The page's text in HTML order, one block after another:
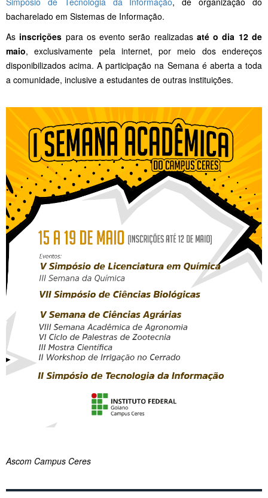
bacharelado em Sistemas de Informação.
As inscrições para os evento serão realizadas até o dia 12 de
maio, exclusivamente pela internet, por meio dos endereços
disponibilizados acima. A participação na Semana é aberta a toda
a comunidade, inclusive a estudantes de outras instituições.
Ascom Campus Ceres